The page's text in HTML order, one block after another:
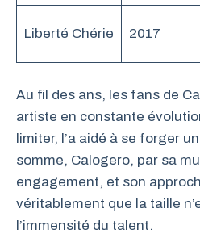
Liberté Chérie 2017
Au fil des ans, les fans de
artiste en constante
limiter, l’a aidé à se forger
somme, Calogero, par sa
engagement, et son
véritablement que la taille
l’immensité du talent.